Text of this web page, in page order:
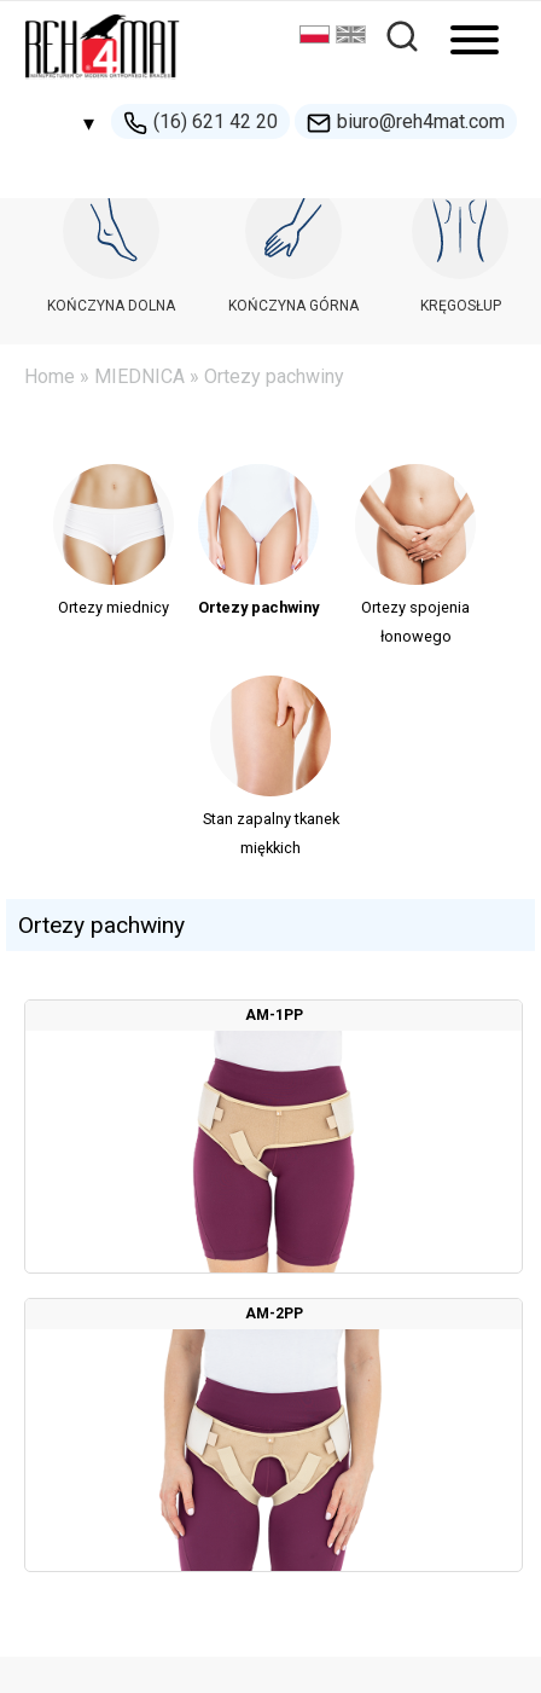
▾ (16) 621 42 20 biuro@reh4mat.com
500 132 274
handel@reh4mat.com
KOŃCZYNA DOLNA KOŃCZYNA GÓRNA KRĘGOSŁUP
Home » MIEDNICA » Ortezy pachwiny
Ortezy miednicy Ortezy pachwiny
Ortezy spojenia
łonowego
Stan zapalny tkanek
miękkich
Ortezy pachwiny
AM-1PP
AM-2PP